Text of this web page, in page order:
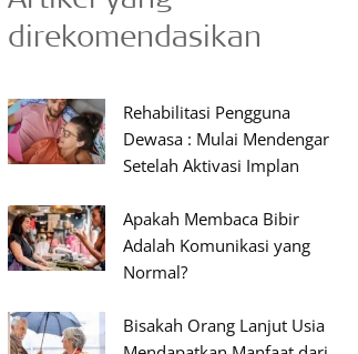
direkomendasikan
Rehabilitasi Pengguna
Dewasa : Mulai Mendengar
Setelah Aktivasi Implan
Apakah Membaca Bibir
Adalah Komunikasi yang
Normal?
Bisakah Orang Lanjut Usia